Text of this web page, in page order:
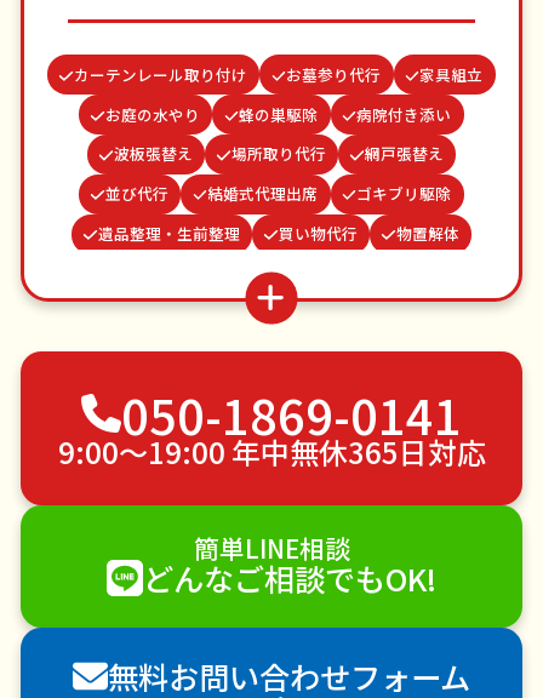
カーテンレール取り付け お墓参り代行
家具組立
お庭の水やり
蜂の巣駆除
病院付き添い
波板張替え
場所取り代行
網戸張替え
並び代行
結婚式代理出席
ゴキブリ駆除
遺品整理・生前整理
買い物代行
物置解体
ベランダ掃除
クモの駆除
雨どい修理・掃除
つた・ツルの撤去
不用品回収
ゴミ屋敷片付け
草刈り・草むしり
植木の伐採
手すり取り付け
ペットのお世話
エアコンクリーニング
DIY・日曜大工
ハウスクリーニング
雪かき・雪下ろし
電球交換
襖（ふすま）の張替え
空き家管理
害獣駆除
防草シート施工
ナメクジ駆除
害虫駆除
050-1869-0141
9:00〜19:00 年中無休365日対応
簡単LINE相談
どんなご相談でもOK!
無料お問い合わせフォーム